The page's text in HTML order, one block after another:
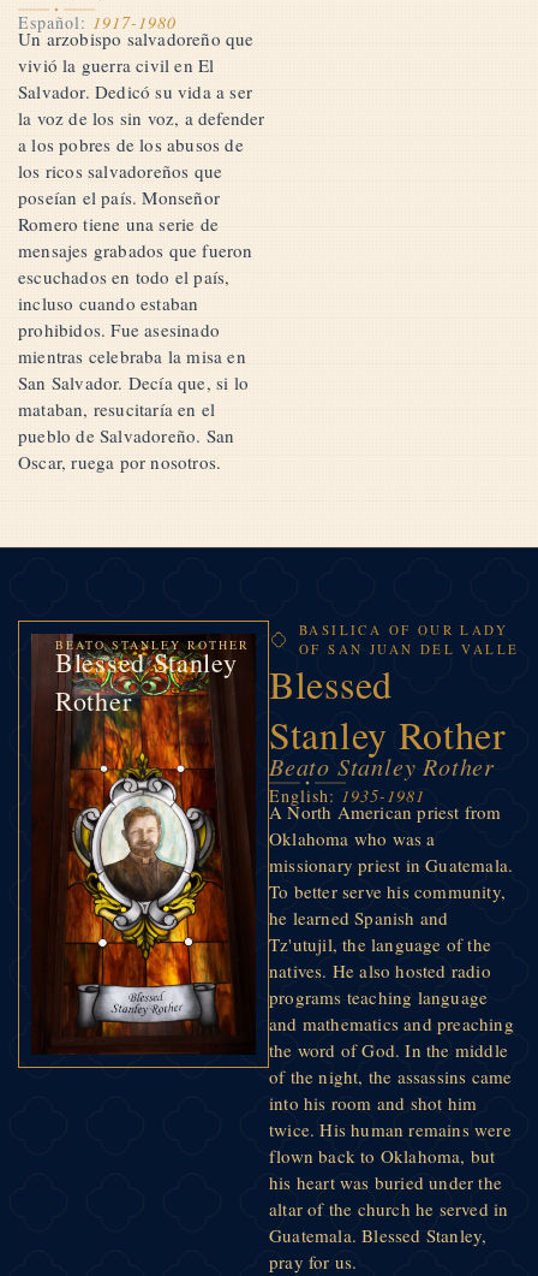
Español: 1917-1980
Un arzobispo salvadoreño que
vivió la guerra civil en El
Salvador. Dedicó su vida a ser
la voz de los sin voz, a defender
a los pobres de los abusos de
los ricos salvadoreños que
poseían el país. Monseñor
Romero tiene una serie de
mensajes grabados que fueron
escuchados en todo el país,
incluso cuando estaban
prohibidos. Fue asesinado
mientras celebraba la misa en
San Salvador. Decía que, si lo
mataban, resucitaría en el
pueblo de Salvadoreño. San
Oscar, ruega por nosotros.
BEATO STANLEY ROTHER
Blessed Stanley
Rother
BASILICA OF OUR LADY
OF SAN JUAN DEL VALLE
Blessed
Stanley Rother
Beato Stanley Rother
English: 1935-1981
A North American priest from
Oklahoma who was a
missionary priest in Guatemala.
To better serve his community,
he learned Spanish and
Tz'utujil, the language of the
natives. He also hosted radio
programs teaching language
and mathematics and preaching
the word of God. In the middle
of the night, the assassins came
into his room and shot him
twice. His human remains were
flown back to Oklahoma, but
his heart was buried under the
altar of the church he served in
Guatemala. Blessed Stanley,
pray for us.